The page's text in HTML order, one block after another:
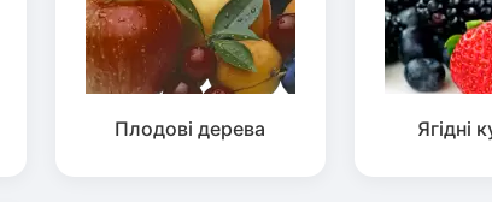
Плодові дерева Ягідні